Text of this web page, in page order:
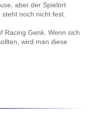
aber der Spielort
noch nicht fest.
Racing Genk. Wenn sich
wird man diese